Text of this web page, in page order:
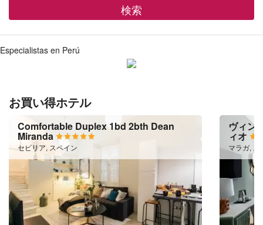
検索
Especialistas en Perú
お買い得ホテル
Comfortable Duplex 1bd 2bth Dean
Miranda
セビリア, スペイン
ヴィン
ィオ
マラガ, ス